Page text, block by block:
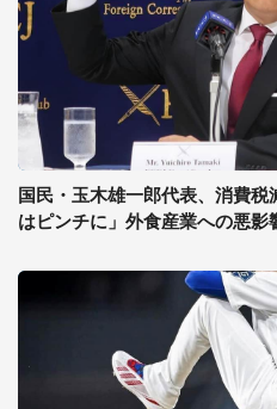
国民・玉木雄一郎代表、消費
はピンチに」外食産業への悪影